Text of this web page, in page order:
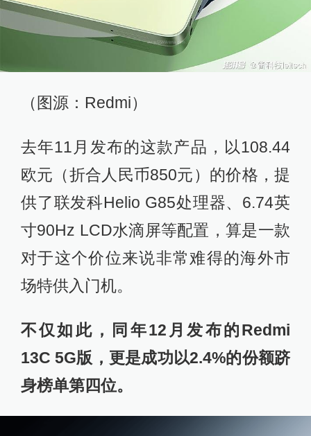
（图源：Redmi）
去年11月发布的这款产品，以108.44
欧元（折合人民币850元）的价格，提
供了联发科Helio G85处理器、6.74英
寸90Hz LCD水滴屏等配置，算是一款
对于这个价位来说非常难得的海外市
场特供入门机。
不仅如此，同年12月发布的Redmi
13C 5G版，更是成功以2.4%的份额跻
身榜单第四位。